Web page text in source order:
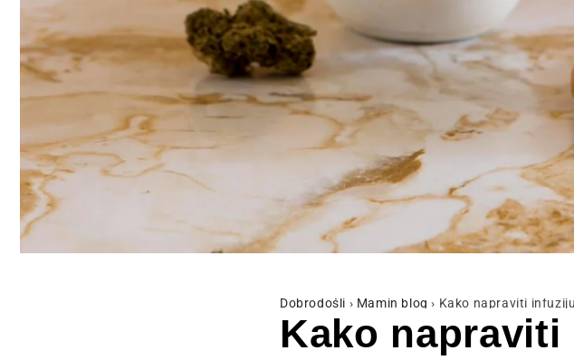
Dobrodošli › Mamin blog › Kako napraviti
Kako